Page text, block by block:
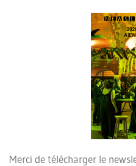
Merci de télécharger le